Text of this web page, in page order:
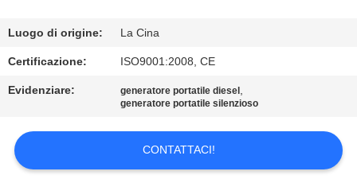
DI
QUALITÀ
CONTATTICI
RICHIEDA
Luogo di origine: La Cina
Certificazione: ISO9001:2008, CE
Evidenziare: generatore portatile diesel ,
generatore portatile silenzioso
CONTATTACI!